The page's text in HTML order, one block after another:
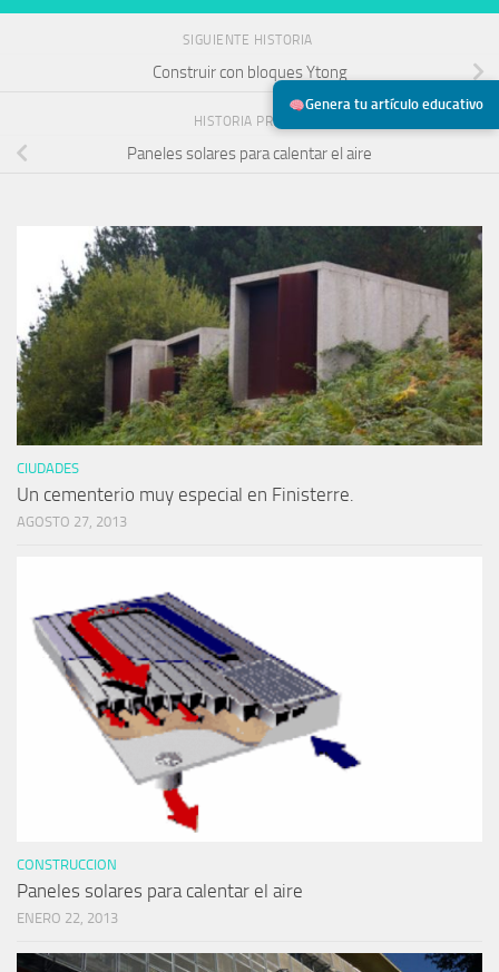
Genera tu artículo educativo
SIGUIENTE HISTORIA
Construir con bloques Ytong
HISTORIA PREVIA
Paneles solares para calentar el aire
CIUDADES
Un cementerio muy especial en Finisterre.
AGOSTO 27, 2013
CONSTRUCCION
Paneles solares para calentar el aire
ENERO 22, 2013